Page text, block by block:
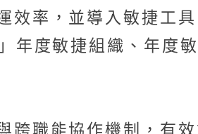
效率，並導入敏捷工
年度敏捷組織、年度
跨職能協作機制，有